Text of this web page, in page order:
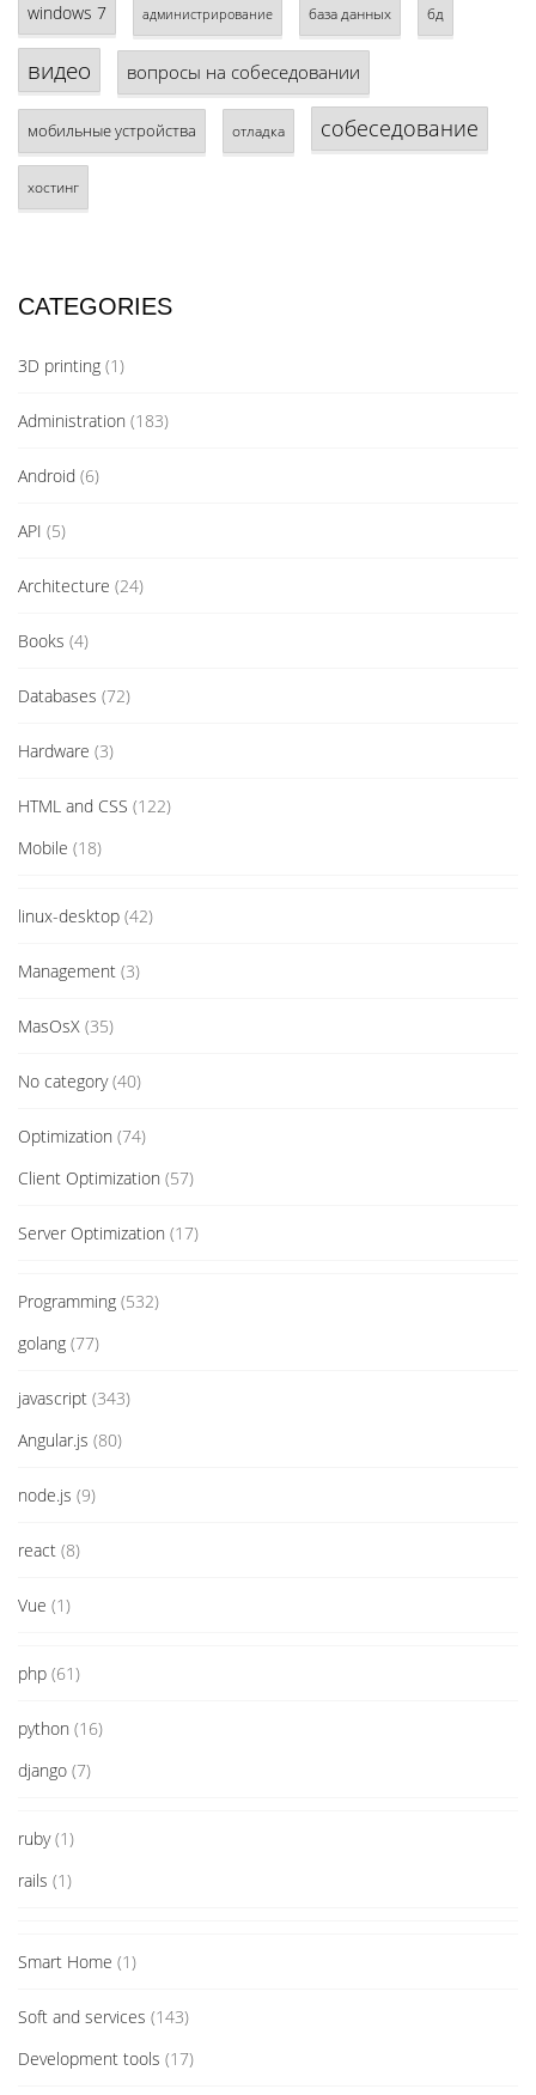
windows 7 администрирование база данных бд
видео вопросы на собеседовании
мобильные устройства отладка собеседование
хостинг
CATEGORIES
3D printing (1)
Administration (183)
Android (6)
API (5)
Architecture (24)
Books (4)
Databases (72)
Hardware (3)
HTML and CSS (122)
Mobile (18)
linux-desktop (42)
Management (3)
MasOsX (35)
No category(40)
Optimization (74)
Client Optimization (57)
Server Optimization (17)
Programming (532)
golang (77)
javascript (343)
Angular.js (80)
node.js (9)
react (8)
Vue (1)
php (61)
python (16)
django (7)
ruby(1)
rails (1)
Smart Home (1)
Soft and services (143)
Development tools (17)